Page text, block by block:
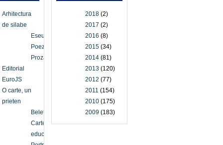
2018 (2)
2017 (2)
2016 (8)
2015 (34)
2014 (81)
2013 (120)
2012 (77)
2011 (154)
2010 (175)
2009 (183)
Arhitectura
de silabe
Eseu
Poezie
Proză
Editorial
EuroJS
O carte, un
prieten
Beletristică
Carte
educațională